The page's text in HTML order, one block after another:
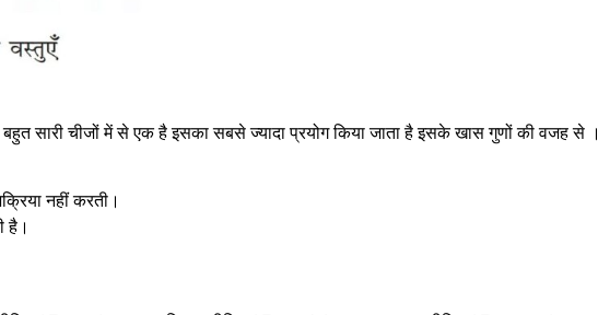
बहुत सारी चीजों में से एक है इसका सबसे ज्यादा प्रयोग किया जाता है इसके खास गुणों की वजह से ‌।
नहीं करती।
है।